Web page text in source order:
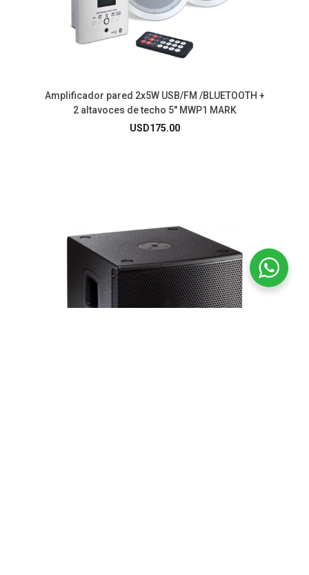
Amplificador pared 2x5W USB/FM /BLUETOOTH +
2 altavoces de techo 5″ MWP1 MARK
USD175.00